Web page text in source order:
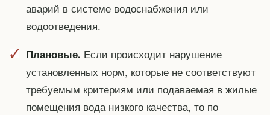
аварий в системе водоснабжения или
водоотведения.
Плановые. Если происходит нарушение
установленных норм, которые не соответствуют
требуемым критериям или подаваемая в жилые
помещения вода низкого качества, то по